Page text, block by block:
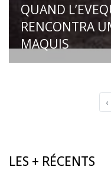
QUAND
RENCONTRA
MAQUIS
‹
LES + RÉCENTS